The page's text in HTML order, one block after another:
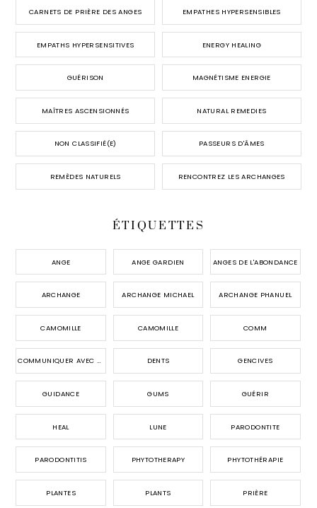
CARNETS DE PRIÈRE DES ANGES EMPATHES HYPERSENSIBLES
EMPATHS HYPERSENSITIVES ENERGY HEALING
GUÉRISON MAGNÉTISME ENERGIE
MAÎTRES ASCENSIONNÉS NATURAL REMEDIES
NON CLASSIFIÉ(E) PASSEURS D'ÂMES
REMÈDES NATURELS RENCONTREZ LES ARCHANGES
ÉTIQUETTES
ANGE ANGE GARDIEN ANGES DE L'ABONDANCE
ARCHANGE ARCHANGE MICHAEL ARCHANGE PHANUEL
CAMOMILLE CAMOMILLE COMM
COMMUNIQUER AVEC LES ANGES DENTS GENCIVES
GUIDANCE GUMS GUÉRIR
HEAL LUNE PARODONTITE
PARODONTITIS PHYTOTHERAPY PHYTOTHÉRAPIE
PLANTES PLANTS PRIÈRE